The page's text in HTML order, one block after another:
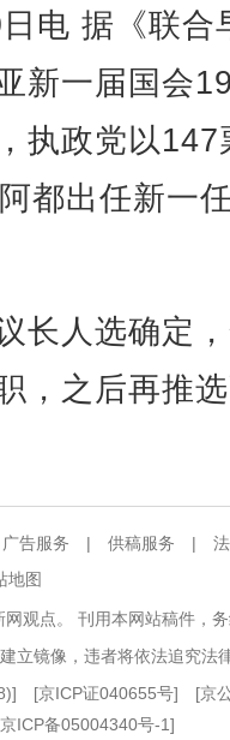
电 据《联合
新一届国会
执政党以147
都出任新一
人选确定
，之后再推
广告服务 | 供稿服务 |
地图
观点。 刊用本网站稿件，
立镜像，违者将依法追究法
] [京ICP证040655号] [京
京ICP备05004340号-1]